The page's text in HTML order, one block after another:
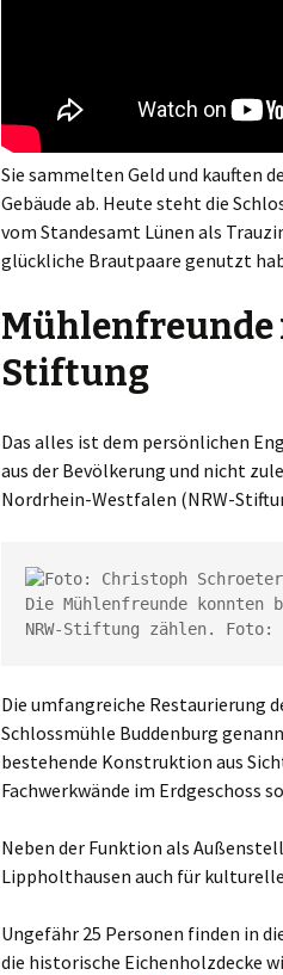
Sie sammelten Geld und kauften
Gebäude ab. Heute steht die
vom Standesamt Lünen als
glückliche Brautpaare genutzt
Mühlenfreunde
Stiftung
Das alles ist dem persönlichen
aus der Bevölkerung und nicht
Nordrhein-Westfalen (NRW-
Die Mühlenfreunde
NRW-Stiftung zählen.
Die umfangreiche Restaurierung
Schlossmühle Buddenburg
bestehende Konstruktion aus
Fachwerkwände im Erdgeschoss
Neben der Funktion als
Lippholthausen auch für
Ungefähr 25 Personen finden in
die historische Eichenholzdecke